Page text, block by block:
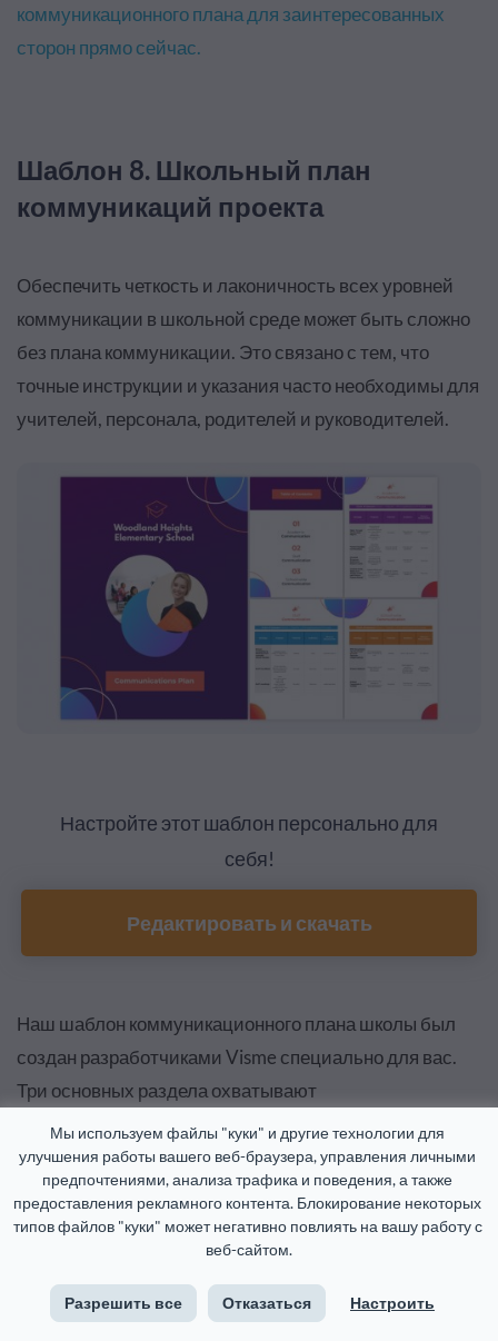
Мы используем файлы "куки" и другие технологии для
улучшения работы вашего веб-браузера, управления личными
предпочтениями, анализа трафика и поведения, а также
предоставления рекламного контента. Блокирование некоторых
типов файлов "куки" может негативно повлиять на вашу работу с
веб-сайтом.
Разрешить все Отказаться Настроить
коммуникационного плана для заинтересованных
сторон прямо сейчас.
Шаблон 8. Школьный план
коммуникаций проекта
Обеспечить четкость и лаконичность всех уровней
коммуникации в школьной среде может быть сложно
без плана коммуникации. Это связано с тем, что
точные инструкции и указания часто необходимы для
учителей, персонала, родителей и руководителей.
Настройте этот шаблон персонально для
себя!
Редактировать и скачать
Наш шаблон коммуникационного плана школы был
создан разработчиками Visme специально для вас.
Три основных раздела охватывают
коммуникационные стратегии на трех различных
уровнях:
Академическая коммуникация